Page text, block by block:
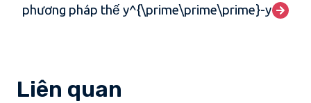
phương pháp thế y^{\prime\prime\prime}-
Liên quan